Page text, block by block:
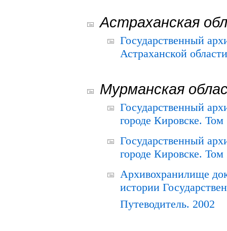
Астраханская
Государственный
Астраханской
Мурманская
Государственный
городе Кировске.
Государственный
городе Кировске.
Архивохранилище
истории
Путеводитель. 2002